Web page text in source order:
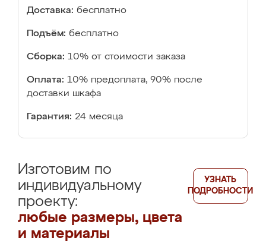
Доставка: бесплатно
Подъём: бесплатно
Сборка: 10% от стоимости заказа
Оплата: 10% предоплата, 90% после
доставки шкафа
Гарантия: 24 месяца
Изготовим по
индивидуальному
проекту:
любые размеры, цвета
и материалы
УЗНАТЬ
ПОДРОБНОСТИ